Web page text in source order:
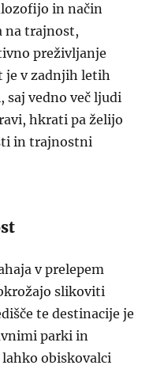
in način
na trajnost,
preživljanje
je v zadnjih letih
vedno več ljudi
hkrati pa želijo
in trajnostni
v prelepem
slikoviti
te destinacije je
parki in
obiskovalci